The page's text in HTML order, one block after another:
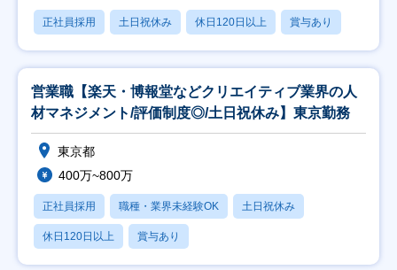
正社員採用 土日祝休み 休日120日以上 賞与あり
営業職【楽天・博報堂などクリエイティブ業界の人
材マネジメント/評価制度◎/土日祝休み】東京勤務
東京都
400万~800万
正社員採用 職種・業界未経験OK 土日祝休み
休日120日以上 賞与あり